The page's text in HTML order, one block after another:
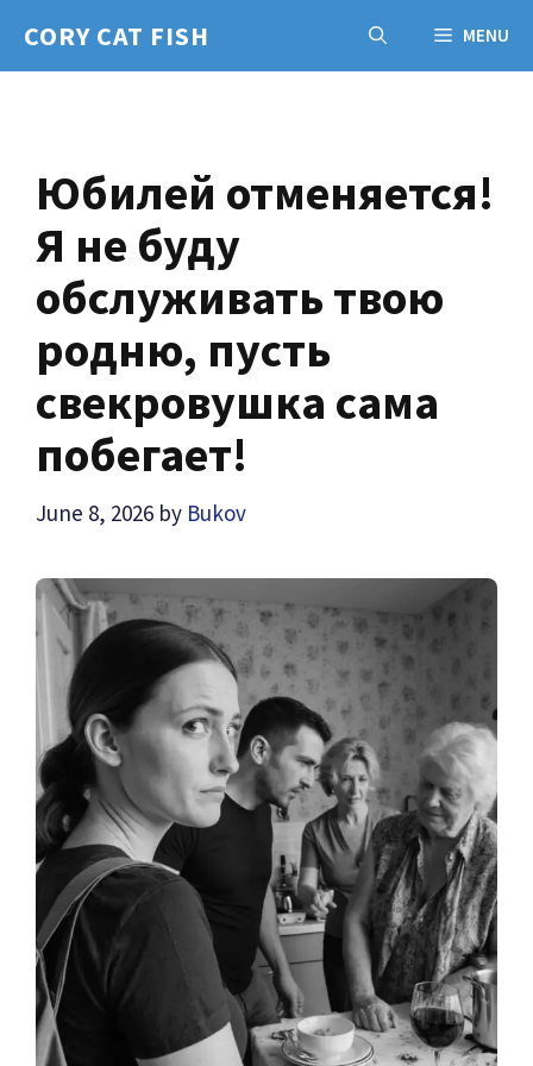
CORY CAT FISH MENU
Юбилей отменяется!
Я не буду
обслуживать твою
родню, пусть
свекровушка сама
побегает!
June 8, 2026 by Bukov